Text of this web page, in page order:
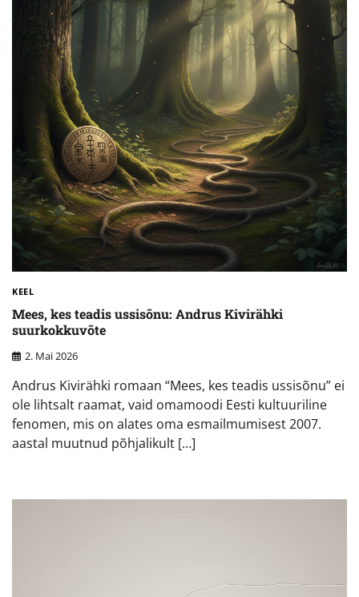
KEEL
Mees, kes teadis ussisõnu: Andrus Kivirähki
suurkokkuvõte
2. Mai 2026
Andrus Kivirähki romaan “Mees, kes teadis ussisõnu” ei
ole lihtsalt raamat, vaid omamoodi Eesti kultuuriline
fenomen, mis on alates oma esmailmumisest 2007.
aastal muutnud põhjalikult […]